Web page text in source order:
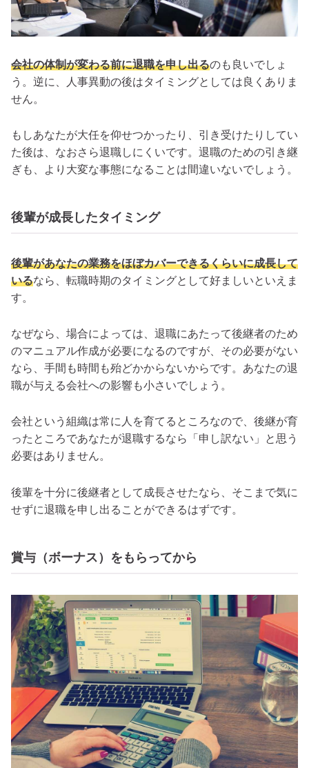
会社の体制が変わる前に退職を申し出るのも良いでしょ
う。逆に、人事異動の後はタイミングとしては良くありま
せん。
もしあなたが大任を仰せつかったり、引き受けたりしてい
た後は、なおさら退職しにくいです。退職のための引き継
ぎも、より大変な事態になることは間違いないでしょう。
後輩が成長したタイミング
後輩があなたの業務をほぼカバーできるくらいに成長して
いるなら、転職時期のタイミングとして好ましいといえま
す。
なぜなら、場合によっては、退職にあたって後継者のため
のマニュアル作成が必要になるのですが、その必要がない
なら、手間も時間も殆どかからないからです。あなたの退
職が与える会社への影響も小さいでしょう。
会社という組織は常に人を育てるところなので、後継が育
ったところであなたが退職するなら「申し訳ない」と思う
必要はありません。
後輩を十分に後継者として成長させたなら、そこまで気に
せずに退職を申し出ることができるはずです。
賞与（ボーナス）をもらってから